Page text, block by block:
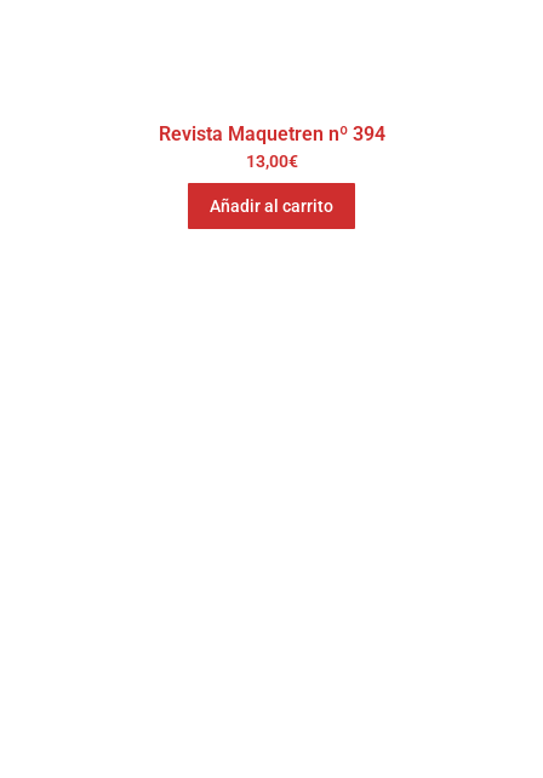
Revista Maquetren nº 394
13,00€
Añadir al carrito